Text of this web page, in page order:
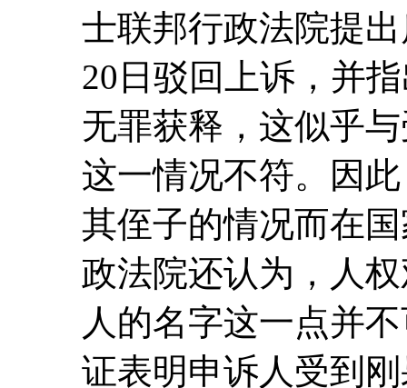
士联邦行政法院提
20日驳回上诉，并
无罪获释，这似乎
这一情况不符。因
其侄子的情况而在
政法院还认为，人
人的名字这一点并
证表明申诉人受到